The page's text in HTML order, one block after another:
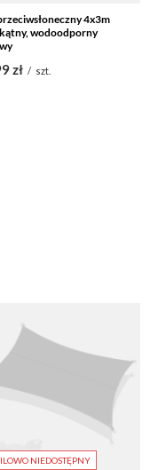
4x3m
wodoodporny
zł / szt.
NIEDOSTĘPNY